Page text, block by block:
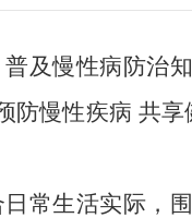
及慢性病防治
防慢性疾病 共享
常生活实际，